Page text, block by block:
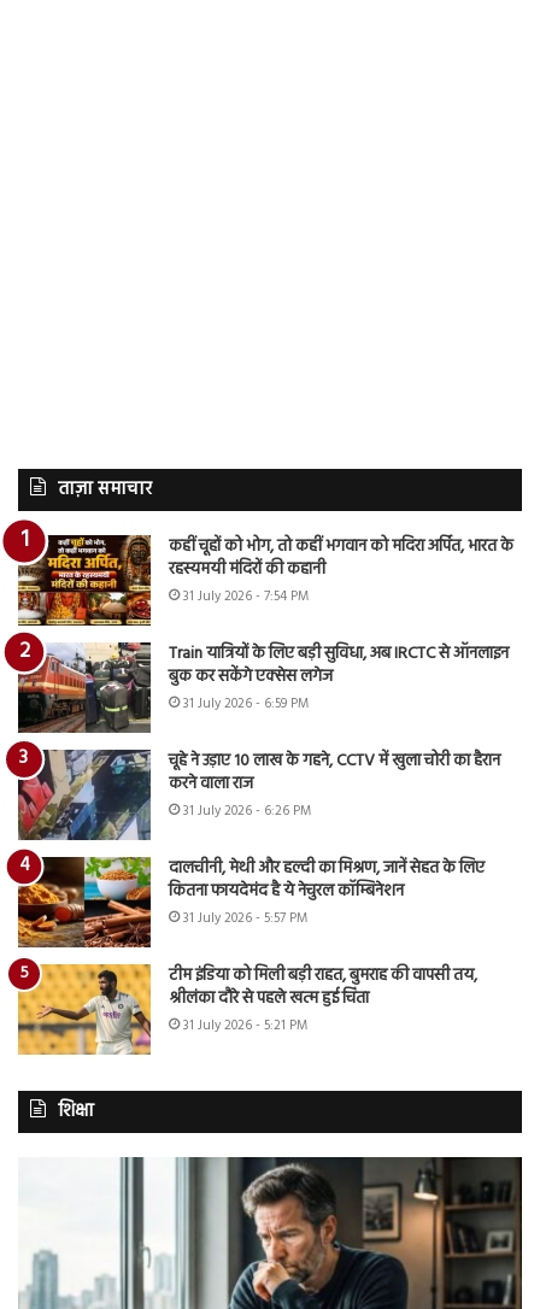
ताज़ा समाचार
कहीं चूहों को भोग, तो कहीं भगवान को मदिरा अर्पित, भारत के
रहस्यमयी मंदिरों की कहानी
31 July 2026 - 7:54 PM
Train यात्रियों के लिए बड़ी सुविधा, अब IRCTC से ऑनलाइन
बुक कर सकेंगे एक्सेस लगेज
31 July 2026 - 6:59 PM
चूहे ने उड़ाए 10 लाख के गहने, CCTV में खुला चोरी का हैरान
करने वाला राज
31 July 2026 - 6:26 PM
दालचीनी, मेथी और हल्दी का मिश्रण, जानें सेहत के लिए
कितना फायदेमंद है ये नेचुरल कॉम्बिनेशन
31 July 2026 - 5:57 PM
टीम इंडिया को मिली बड़ी राहत, बुमराह की वापसी तय,
श्रीलंका दौरे से पहले खत्म हुई चिंता
31 July 2026 - 5:21 PM
शिक्षा